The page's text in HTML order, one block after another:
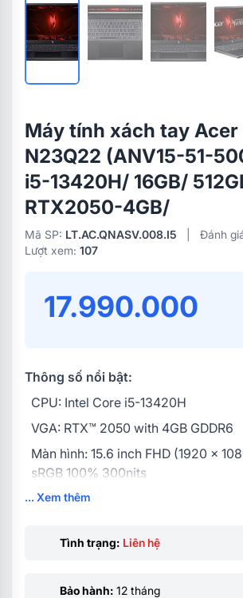
Máy tính xách tay
N23Q22 (ANV15-51-
i5-13420H/ 16GB/
RTX2050-4GB/
Mã SP: LT.AC.QNASV.008.I5 Đánh
Lượt xem: 107
17.990.000
Thông số nổi bật:
CPU: Intel Core i5-13420H
VGA: RTX™ 2050 with 4GB GDDR6
Màn hình: 15.6 inch FHD (1920 x
sRGB 100% 300nits
RAM: 1x16GB DDR5 5200MHz
PIN: 4 Cell, 57 Whr
... Xem thêm
Tình trạng: Liên hệ
Bảo hành: 12 tháng